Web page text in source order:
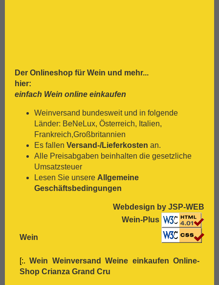
[:. Trebbiano
[:. Trepat
[:. Trollinger
Verdejo
Verdicchio
Vermentino
Vernaccia
Vieux Carignan
Viognier
Viura
Weißburgunder
Der Onlineshop für Wein und mehr...
hier:
einfach Wein online einkaufen
Weinversand bundesweit und in folgende
Länder: BeNeLux, Österreich, Italien,
Frankreich,Großbritannien
Es fallen Versand-/Lieferkosten an.
Alle Preisabgaben beinhalten die gesetzliche
Umsatzsteuer
Lesen Sie unsere Allgemeine
Geschäftsbedingungen
Wein
Webdesign by JSP-WEB
Wein-Plus
[:.Wein Weinversand Weine einkaufen Online-
Shop Crianza Grand Cru